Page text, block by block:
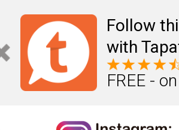
Follow
with
FREE -